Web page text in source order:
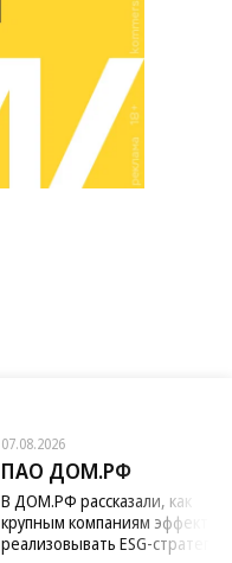
07.08.2026
ПАО ДОМ.РФ
В ДОМ.РФ рассказали, как
крупным компаниям
реализовывать ESG-стратегию